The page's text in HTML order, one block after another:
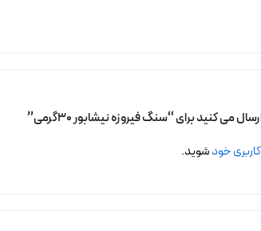
می کنید برای “سنگ فیروزه نیشابور 30گرمی”
خودشوید.